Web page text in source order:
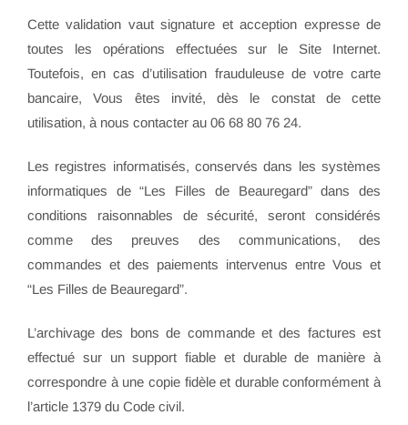
Cette validation vaut signature et acception expresse de
toutes les opérations effectuées sur le Site Internet.
Toutefois, en cas d’utilisation frauduleuse de votre carte
bancaire, Vous êtes invité, dès le constat de cette
utilisation, à nous contacter au 06 68 80 76 24.
Les registres informatisés, conservés dans les systèmes
informatiques de “Les Filles de Beauregard” dans des
conditions raisonnables de sécurité, seront considérés
comme des preuves des communications, des
commandes et des paiements intervenus entre Vous et
“Les Filles de Beauregard”.
L’archivage des bons de commande et des factures est
effectué sur un support fiable et durable de manière à
correspondre à une copie fidèle et durable conformément à
l’article 1379 du Code civil.